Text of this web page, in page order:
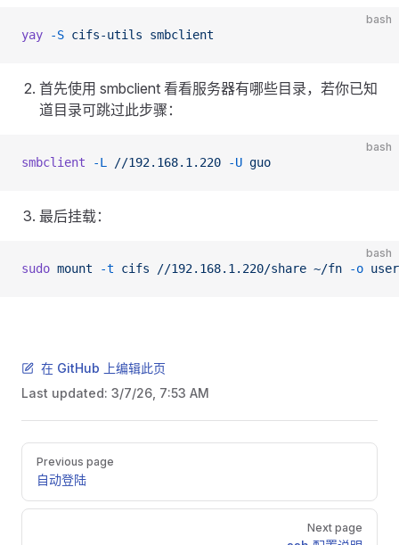
bash
yay -S cifs-utils smbclient
首先使用 smbclient 看看服务器有哪些目录，若你已知
道目录可跳过此步骤：
bash
smbclient -L //192.168.1.220 -U guo
最后挂载：
bash
sudo mount -t cifs //192.168.1.220/share ~/fn -o
在 GitHub 上编辑此页
Last updated: 3/7/26, 7:53 AM
Pager
Previous page
自动登陆
Next page